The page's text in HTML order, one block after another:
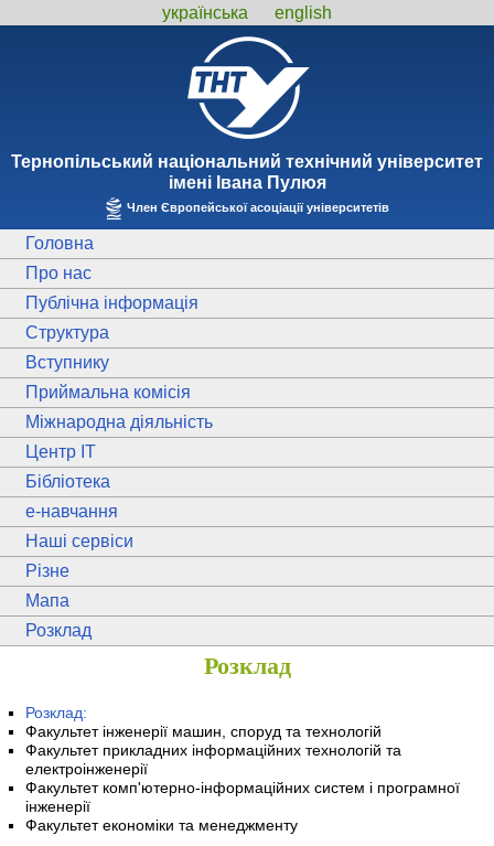
українська english
Тернопiльський національний технiчний унiверситет
iменi Iвана Пулюя
Член Європейської асоціації університетів
Головна
Про нас
Публічна інформація
Структура
Вступнику
Приймальна комісія
Міжнародна діяльність
Центр ІТ
Бібліотека
e-навчання
Наші сервіси
Різне
Мапа
Розклад
Розклад
Розклад:
Факультет інженерії машин, споруд та технологій
Факультет прикладних інформаційних технологій та
електроінженерії
Факультет комп'ютерно-інформаційних систем і програмної
інженерії
Факультет економіки та менеджменту